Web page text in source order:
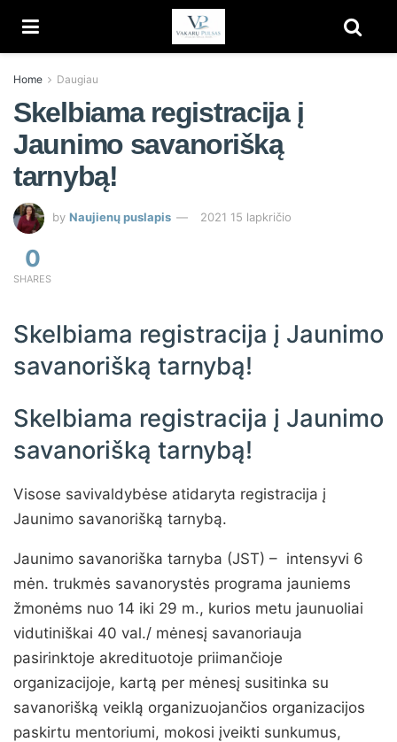
Home Daugiau
Skelbiama registracija į
Jaunimo savanorišką
tarnybą!
by Naujienų puslapis 2021 15 lapkričio
0
SHARES
Skelbiama registracija į Jaunimo
savanorišką tarnybą!
Skelbiama registracija į Jaunimo
savanorišką tarnybą!
Visose savivaldybėse atidaryta registracija į
Jaunimo savanorišką tarnybą.
Jaunimo savanoriška tarnyba (JST) – intensyvi 6
mėn. trukmės savanorystės programa jauniems
žmonėms nuo 14 iki 29 m., kurios metu jaunuoliai
vidutiniškai 40 val./ mėnesį savanoriauja
pasirinktoje akredituotoje priimančioje
organizacijoje, kartą per mėnesį susitinka su
savanorišką veiklą organizuojančios organizacijos
paskirtu mentoriumi, mokosi įveikti sunkumus,